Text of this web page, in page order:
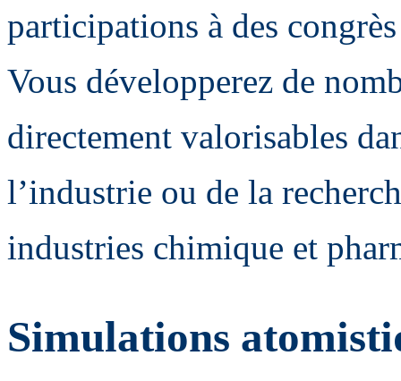
participations à des
Vous développerez de
directement valorisables
l’industrie ou de la
industries chimique et
Simulations